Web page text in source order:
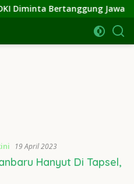
Diminta Bertanggung Jawab
19 April 2023
Hanyut Di Tapsel,